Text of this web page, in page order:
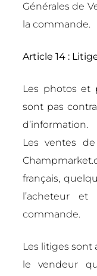
Générales de
la commande.
Article 14 :
Les photos et
sont pas
d’information.
Les ventes
français,
l’acheteur
commande.
Les litiges sont
le vendeur